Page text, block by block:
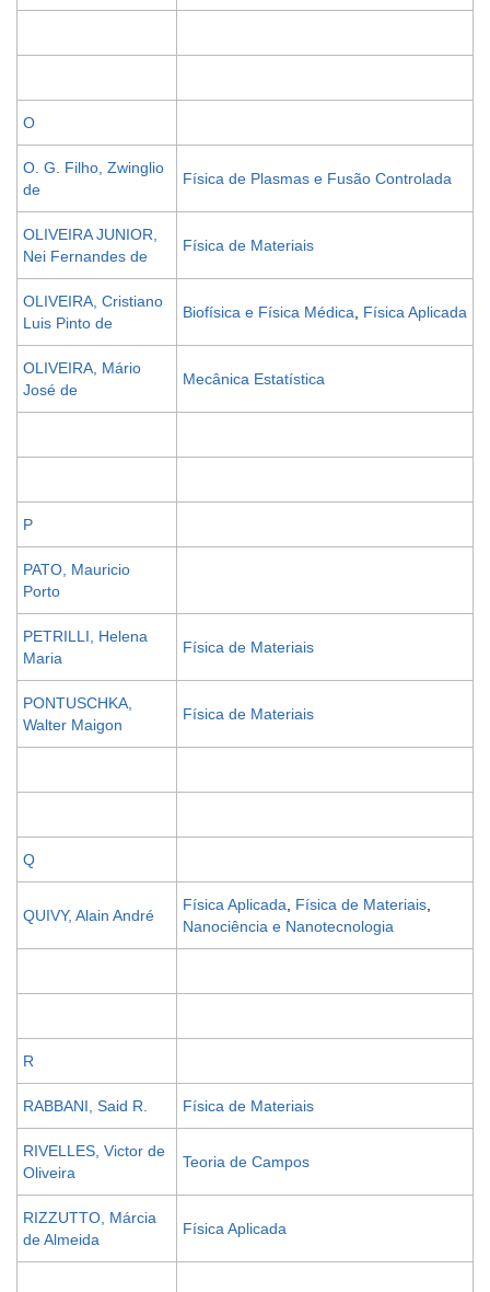
O
O. G. Filho, Zwinglio
de
Física de Plasmas e Fusão Controlada
OLIVEIRA JUNIOR,
Nei Fernandes de
Física de Materiais
OLIVEIRA, Cristiano
Luis Pinto de
Biofísica e Física Médica Física Aplicada
OLIVEIRA, Mário
José de
Mecânica Estatística
P
PATO, Mauricio
Porto
PETRILLI, Helena
Maria
Física de Materiais
PONTUSCHKA,
Walter Maigon
Física de Materiais
Q
QUIVY, Alain André
Física Aplicada Física de Materiais
Nanociência e Nanotecnologia
R
RABBANI, Said R. Física de Materiais
RIVELLES, Victor de
Oliveira
Teoria de Campos
RIZZUTTO, Márcia
de Almeida
Física Aplicada